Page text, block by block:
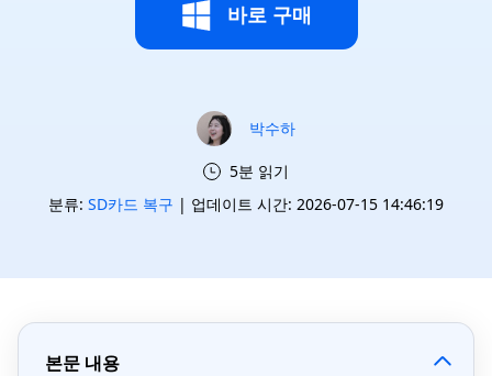
바로 구매
박수하
5분 읽기
분류: SD카드 복구 | 업데이트 시간: 2026-07-15 14:46:19
본문 내용